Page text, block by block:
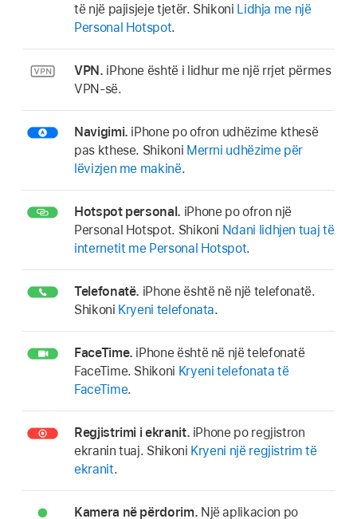
të një pajisjeje tjetër. Shikoni Lidhja me një
Personal Hotspot.
VPN. iPhone është i lidhur me një rrjet përmes
VPN-së.
Navigimi. iPhone po ofron udhëzime kthesë
pas kthese. Shikoni Merrni udhëzime për
lëvizjen me makinë.
Hotspot personal. iPhone po ofron një
Personal Hotspot. Shikoni Ndani lidhjen tuaj të
internetit me Personal Hotspot.
Telefonatë. iPhone është në një telefonatë.
Shikoni Kryeni telefonata.
FaceTime. iPhone është në një telefonatë
FaceTime. Shikoni Kryeni telefonata të
FaceTime.
Regjistrimi i ekranit. iPhone po regjistron
ekranin tuaj. Shikoni Kryeni një regjistrim të
ekranit.
Kamera në përdorim. Një aplikacion po